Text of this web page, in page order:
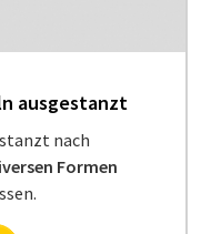
ausgestanzt
nach
Formen